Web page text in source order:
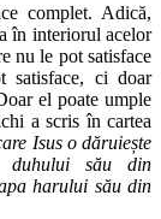
complet. Adică,
în interiorul acelor
nu le pot satisface
ci doar
el poate umple
a scris în cartea
Isus o dăruiește
duhului său din
harului său din